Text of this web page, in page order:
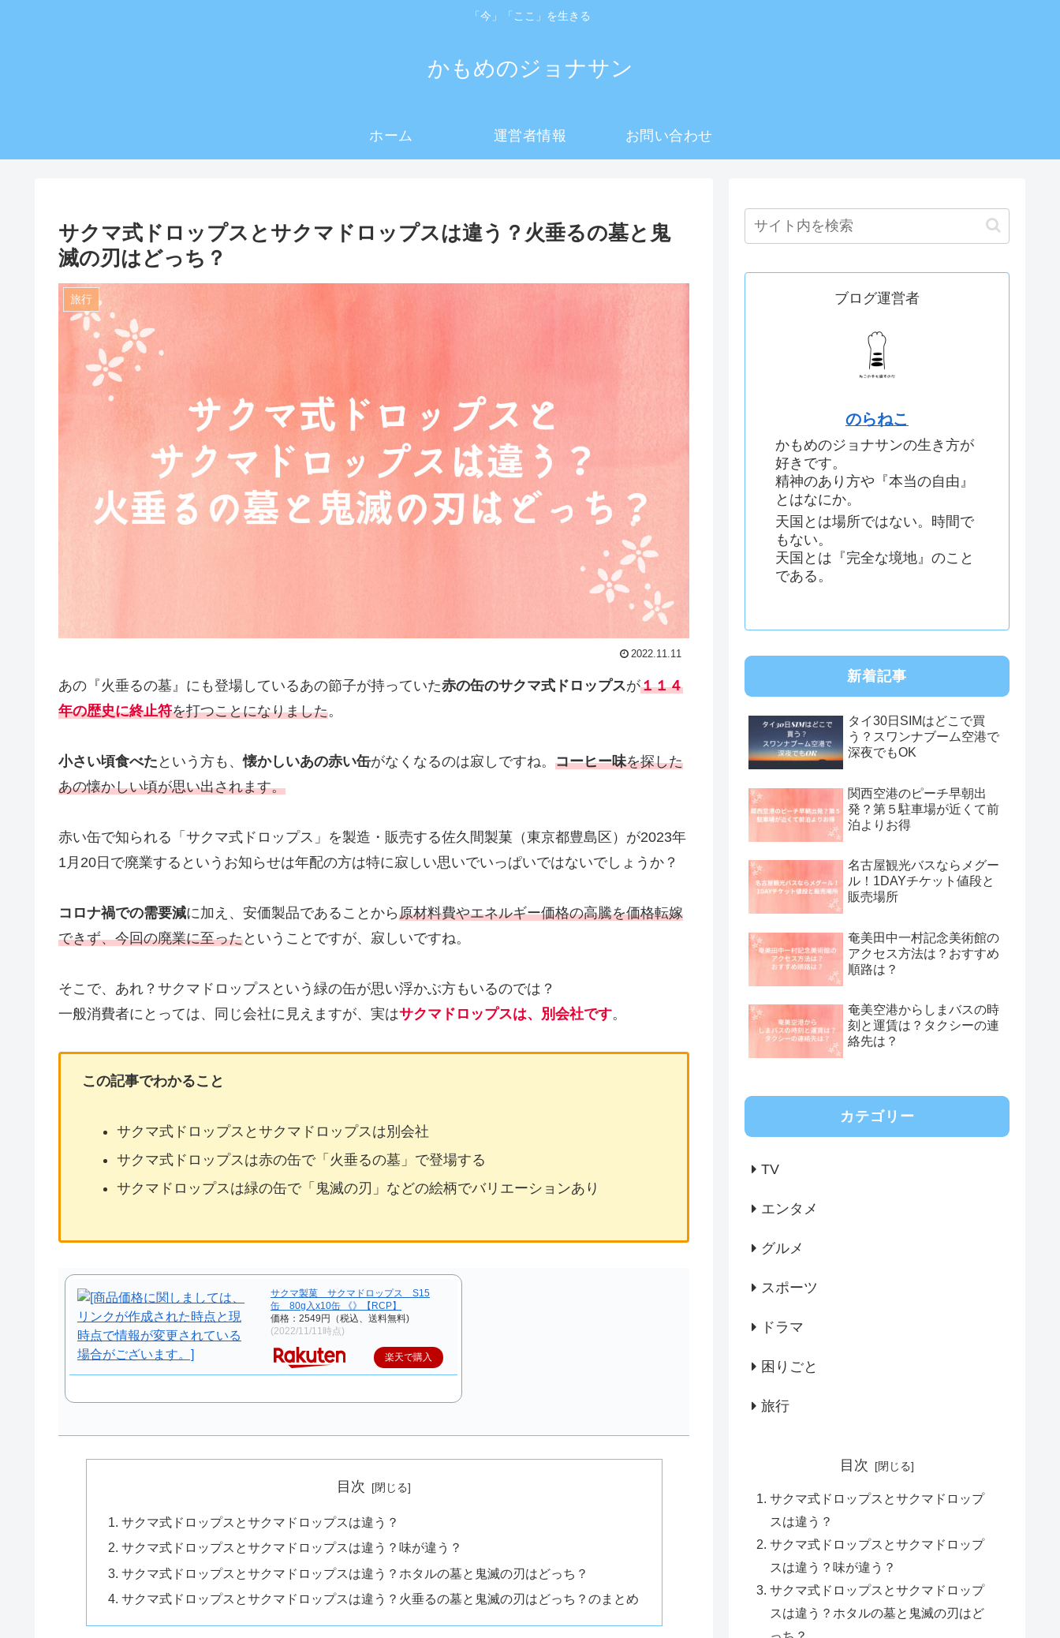
「今」「ここ」を生きる
かもめのジョナサン
ホーム 運営者情報 お問い合わせ
サクマ式ドロップスとサクマドロップスは違う？火垂るの墓と鬼
滅の刃はどっち？
旅行
2022.11.11
あの『火垂るの墓』にも登場しているあの節子が持っていた赤の缶のサクマ式ドロップスが１１４
年の歴史に終止符を打つことになりました。
小さい頃食べた という方も、懐かしいあの赤い缶がなくなるのは寂しですね。 コーヒー味を探した
あの懐かしい頃が思い出されます。
赤い缶で知られる「サクマ式ドロップス」を製造・販売する佐久間製菓（東京都豊島区）が2023年
1月20日で廃業するというお知らせは年配の方は特に寂しい思いでいっぱいではないでしょうか？
コロナ禍での需要減に加え、安価製品であることから原材料費やエネルギー価格の高騰を価格転嫁
できず、今回の廃業に至ったということですが、寂しいですね。
そこで、あれ？サクマドロップスという緑の缶が思い浮かぶ方もいるのでは？
一般消費者にとっては、同じ会社に見えますが、実はサクマドロップスは、別会社です。
この記事でわかること
サクマ式ドロップスとサクマドロップスは別会社
サクマ式ドロップスは赤の缶で「火垂るの墓」で登場する
サクマドロップスは緑の缶で「鬼滅の刃」などの絵柄でバリエーションあり
サクマ製菓 サクマドロップス S15
缶 80g入x10缶 《》【RCP】
価格：2549円（税込、送料無料)
(2022/11/11時点)
楽天で購入
目次
サクマ式ドロップスとサクマドロップスは違う？
サクマ式ドロップスとサクマドロップスは違う？味が違う？
サクマ式ドロップスとサクマドロップスは違う？ホタルの墓と鬼滅の刃はどっち？
サクマ式ドロップスとサクマドロップスは違う？火垂るの墓と鬼滅の刃はどっち？のまとめ
ブログ運営者
のらねこ
かもめのジョナサンの生き方が
好きです。
精神のあり方や『本当の自由』
とはなにか。
天国とは場所ではない。時間で
もない。
天国とは『完全な境地』のこと
である。
新着記事
タイ30日SIMはどこで買
う？スワンナブーム空港で
深夜でもOK
関西空港のピーチ早朝出
発？第５駐車場が近くて前
泊よりお得
名古屋観光バスならメグー
ル！1DAYチケット値段と
販売場所
奄美田中一村記念美術館の
アクセス方法は？おすすめ
順路は？
奄美空港からしまバスの時
刻と運賃は？タクシーの連
絡先は？
カテゴリー
TV
エンタメ
グルメ
スポーツ
ドラマ
困りごと
旅行
目次
サクマ式ドロップスとサクマドロップ
スは違う？
サクマ式ドロップスとサクマドロップ
スは違う？味が違う？
サクマ式ドロップスとサクマドロップ
スは違う？ホタルの墓と鬼滅の刃はど